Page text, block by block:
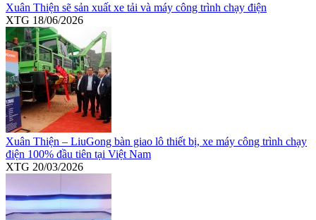
Xuân Thiện sẽ sản xuất xe tải và máy công trình chạy điện
XTG 18/06/2026
Xuân Thiện – LiuGong bàn giao lô thiết bị, xe máy công trình chạy
điện 100% đầu tiên tại Việt Nam
XTG 20/03/2026